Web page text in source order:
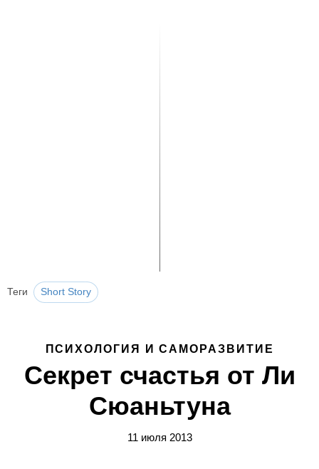
Теги Short Story
ПСИХОЛОГИЯ И САМОРАЗВИТИЕ
Секрет счастья от Ли
Сюаньтуна
11 июля 2013